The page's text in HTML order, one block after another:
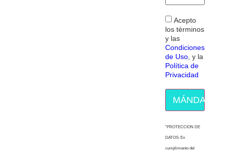
Acepto
los términos
y las
Condiciones
de Uso, y la
Política de
Privacidad
MÁNDAME
“PROTECCION DE
DATOS: En
cumplimiento del